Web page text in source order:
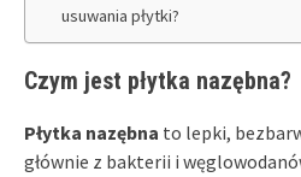
usuwania płytki?
Czym jest płytka nazębna?
Płytka nazębna to lepki,
głównie z bakterii i